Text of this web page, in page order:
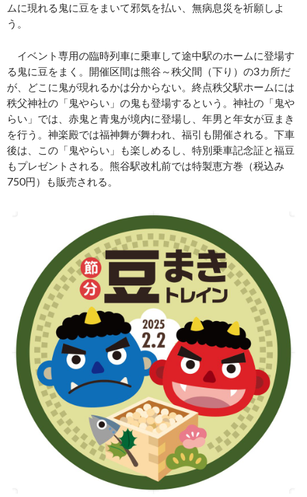
ムに現れる鬼に豆をまいて邪気を払い、無病息災を祈願しよ
う。
イベント専用の臨時列車に乗車して途中駅のホームに登場す
る鬼に豆をまく。開催区間は熊谷～秩父間（下り）の3カ所だ
が、どこに鬼が現れるかは分からない。終点秩父駅ホームには
秩父神社の「鬼やらい」の鬼も登場するという。神社の「鬼や
らい」では、赤鬼と青鬼が境内に登場し、年男と年女が豆まき
を行う。神楽殿では福神舞が舞われ、福引も開催される。下車
後は、この「鬼やらい」も楽しめるし、特別乗車記念証と福豆
もプレゼントされる。熊谷駅改札前では特製恵方巻（税込み
750円）も販売される。